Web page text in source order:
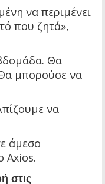
να περιμένει
που ζητά»,
Θα
μπορούσε να
να
άμεσο
Axios.
στις